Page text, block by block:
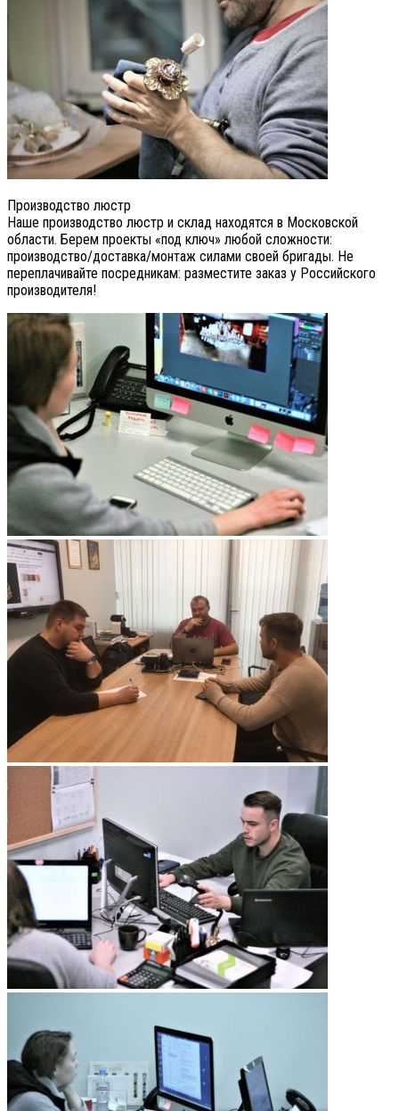
Производство люстр
Наше производство люстр и склад находятся в Московской
области. Берем проекты «под ключ» любой сложности:
производство/доставка/монтаж силами своей бригады. Не
переплачивайте посредникам: разместите заказ у Российского
производителя!